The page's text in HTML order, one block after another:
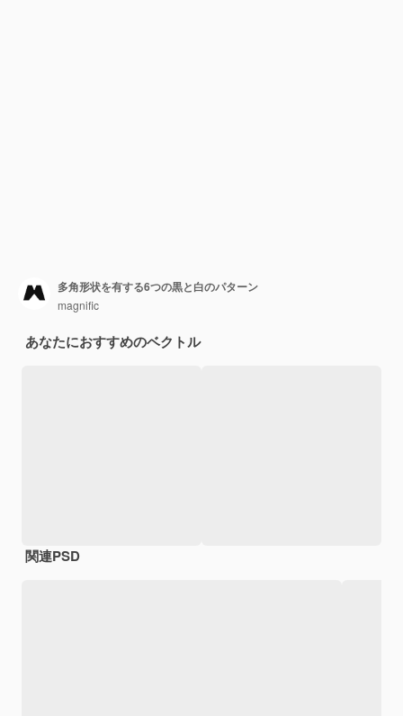
多角形状を有する6つの黒と白のパターン
magnific
あなたにおすすめのベクトル
関連PSD